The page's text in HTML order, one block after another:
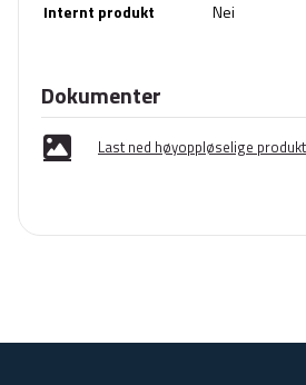
Internt produkt
Nei
Dokumenter
Last ned høyoppløselige